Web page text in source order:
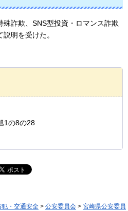
詐欺、SNS型投資・ロマンス詐欺
明を受けた。
1の8の28
犯・交通安全 > 公安委員会 > 宮崎県公安委員